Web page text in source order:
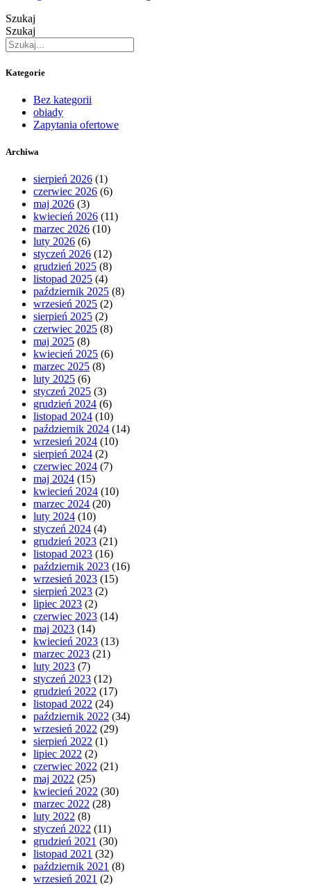
Szukaj
Szukaj
Kategorie
Bez kategorii
obiady
Zapytania ofertowe
Archiwa
sierpień 2026 (1)
czerwiec 2026 (6)
maj 2026 (3)
kwiecień 2026 (11)
marzec 2026 (10)
luty 2026 (6)
styczeń 2026 (12)
grudzień 2025 (8)
listopad 2025 (4)
październik 2025 (8)
wrzesień 2025 (2)
sierpień 2025 (2)
czerwiec 2025 (8)
maj 2025 (8)
kwiecień 2025 (6)
marzec 2025 (8)
luty 2025 (6)
styczeń 2025 (3)
grudzień 2024 (6)
listopad 2024 (10)
październik 2024 (14)
wrzesień 2024 (10)
sierpień 2024 (2)
czerwiec 2024 (7)
maj 2024 (15)
kwiecień 2024 (10)
marzec 2024 (20)
luty 2024 (10)
styczeń 2024 (4)
grudzień 2023 (21)
listopad 2023 (16)
październik 2023 (16)
wrzesień 2023 (15)
sierpień 2023 (2)
lipiec 2023 (2)
czerwiec 2023 (14)
maj 2023 (14)
kwiecień 2023 (13)
marzec 2023 (21)
luty 2023 (7)
styczeń 2023 (12)
grudzień 2022 (17)
listopad 2022 (24)
październik 2022 (34)
wrzesień 2022 (29)
sierpień 2022 (1)
lipiec 2022 (2)
czerwiec 2022 (21)
maj 2022 (25)
kwiecień 2022 (30)
marzec 2022 (28)
luty 2022 (8)
styczeń 2022 (11)
grudzień 2021 (30)
listopad 2021 (32)
październik 2021 (8)
wrzesień 2021 (2)